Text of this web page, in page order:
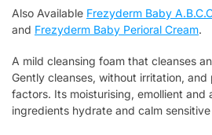
Also Available Frezyderm Baby
and Frezyderm Baby Perioral Cream.
A mild cleansing foam that cleanses
Gently cleanses, without irritation,
factors. Its moisturising, emollient and
ingredients hydrate and calm